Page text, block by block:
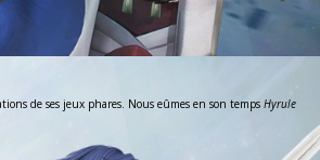
de ses jeux phares. Nous eûmes en son temps Hyrule